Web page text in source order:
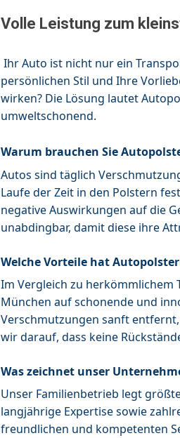
Volle Leistung zum
Ihr Auto ist nicht nur ein
persönlichen Stil und Ihre
wirken? Die Lösung lautet
umweltschonend.
Warum brauchen Sie
Autos sind täglich
Laufe der Zeit in den Polstern
negative Auswirkungen auf die
unabdingbar, damit diese ihre
Welche Vorteile hat
Im Vergleich zu herkömmlichem
München auf schonende und
Verschmutzungen sanft
wir darauf, dass keine
Was zeichnet unser
Unser Familienbetrieb legt
langjährige Expertise sowie
freundlichen und kompetenten